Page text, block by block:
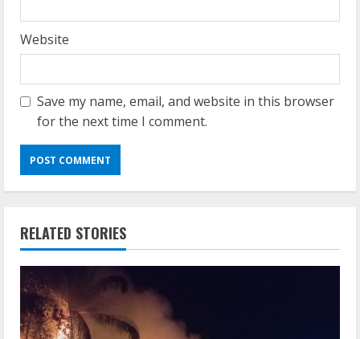
Website
Save my name, email, and website in this browser
for the next time I comment.
RELATED STORIES